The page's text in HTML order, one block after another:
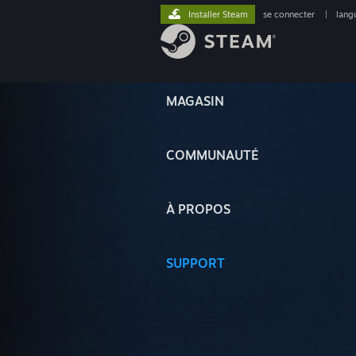
MAGASIN
COMMUNAUTÉ
À PROPOS
SUPPORT
Installer Steam se connecter